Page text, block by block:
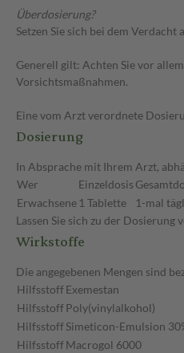
Überdosierung?
Setzen Sie sich bei dem
Generell gilt: Achten Sie vor
Vorsichtsmaßnahmen.
Eine vom Arzt verordnete
Dosierung
In Absprache mit Ihrem Arzt,
Wer
Einzeldosis
Erwachsene 1 Tablette 1-mal
Lassen Sie sich zu der
Wirkstoffe
Die angegebenen Mengen sind
HilfsstoffExemestan
HilfsstoffPoly(vinylalkohol)
HilfsstoffSimeticon-Emulsion
HilfsstoffMacrogol 6000